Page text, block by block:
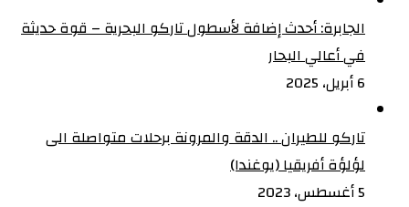
الجابرة: أحدث إضافة لأسطول تاركو البحرية – قوة حديثة
في أعالي البحار
6 أبريل، 2025
تاركو للطيران .. الدقة والمرونة برحلات متواصلة الى
لؤلؤة أفريقيا (يوغندا)
5 أغسطس، 2023